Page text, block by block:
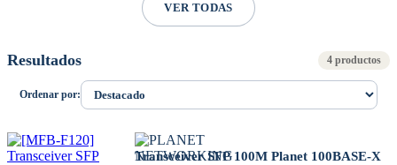
VER TODAS
Resultados 4 productos
Ordenar por:
Transceiver SFP 100M Planet 100BASE-X